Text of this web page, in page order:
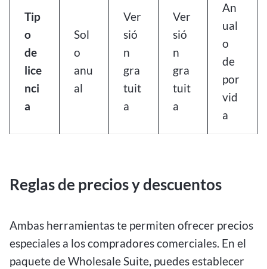
Tip
o
de
lice
nci
a
Sol
o
anu
al
Ver
sió
n
gra
tuit
a
Ver
sió
n
gra
tuit
a
An
ual
o
de
por
vid
a
Reglas de precios y descuentos
Ambas herramientas te permiten ofrecer precios
especiales a los compradores comerciales. En el
paquete de Wholesale Suite, puedes establecer